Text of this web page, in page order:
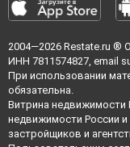
2004—2026 Restate.ru ®
ИНН 7811574827, email
При использовании
обязательна.
Витрина недвижимости
недвижимости России
застройщиков и